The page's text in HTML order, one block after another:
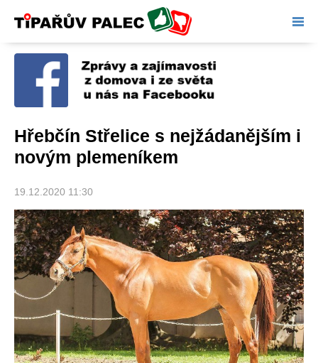
Tipařův palec
Hřebčín Střelice s nejžádanějším i
novým plemeníkem
19.12.2020 11:30